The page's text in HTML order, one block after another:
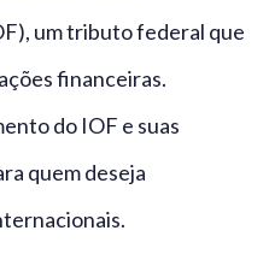
um tributo federal que
financeiras.
do IOF e suas
quem deseja